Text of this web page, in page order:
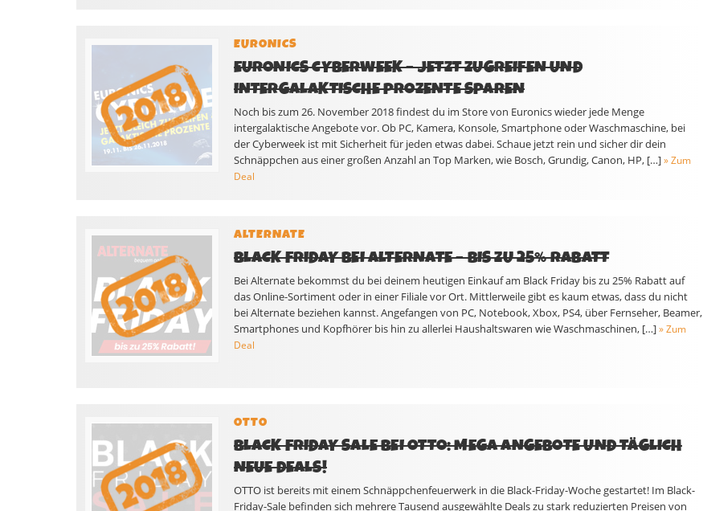
EURONICS
EURONICS CYBERWEEK – JETZT ZUGREIFEN UND
INTERGALAKTISCHE PROZENTE SPAREN
Noch bis zum 26. November 2018 findest du im Store von Euronics wieder jede Menge
intergalaktische Angebote vor. Ob PC, Kamera, Konsole, Smartphone oder Waschmaschine, bei
der Cyberweek ist mit Sicherheit für jeden etwas dabei. Schaue jetzt rein und sicher dir dein
Schnäppchen aus einer großen Anzahl an Top Marken, wie Bosch, Grundig, Canon, HP, […] » Zum
Deal
ALTERNATE
BLACK FRIDAY BEI ALTERNATE – BIS ZU 25% RABATT
Bei Alternate bekommst du bei deinem heutigen Einkauf am Black Friday bis zu 25% Rabatt auf
das Online-Sortiment oder in einer Filiale vor Ort. Mittlerweile gibt es kaum etwas, dass du nicht
bei Alternate beziehen kannst. Angefangen von PC, Notebook, Xbox, PS4, über Fernseher, Beamer,
Smartphones und Kopfhörer bis hin zu allerlei Haushaltswaren wie Waschmaschinen, […] » Zum
Deal
OTTO
BLACK FRIDAY SALE BEI OTTO: MEGA ANGEBOTE UND TÄGLICH
NEUE DEALS!
OTTO ist bereits mit einem Schnäppchenfeuerwerk in die Black-Friday-Woche gestartet! Im Black-
Friday-Sale befinden sich mehrere Tausend ausgewählte Deals zu stark reduzierten Preisen von